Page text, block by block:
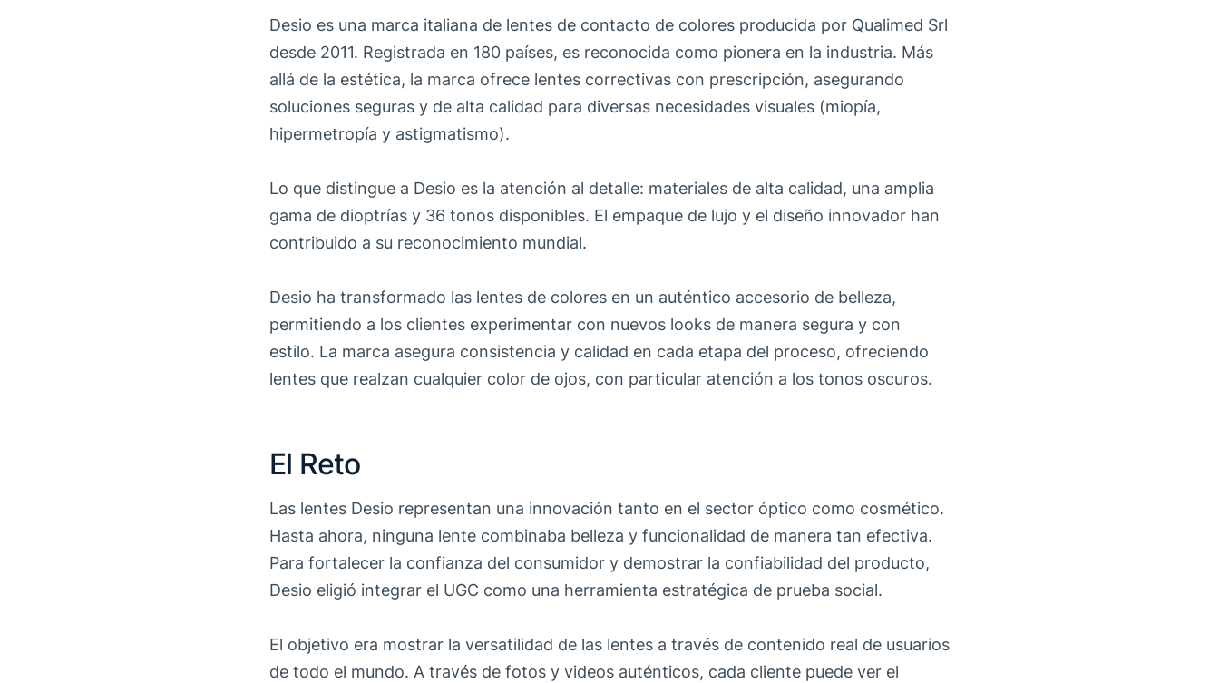
Desio es una marca italiana de lentes de contacto de colores producida por Qualimed Srl
desde 2011. Registrada en 180 países, es reconocida como pionera en la industria. Más
allá de la estética, la marca ofrece lentes correctivas con prescripción, asegurando
soluciones seguras y de alta calidad para diversas necesidades visuales (miopía,
hipermetropía y astigmatismo).
Lo que distingue a Desio es la atención al detalle: materiales de alta calidad, una amplia
gama de dioptrías y 36 tonos disponibles. El empaque de lujo y el diseño innovador han
contribuido a su reconocimiento mundial.
Desio ha transformado las lentes de colores en un auténtico accesorio de belleza,
permitiendo a los clientes experimentar con nuevos looks de manera segura y con
estilo. La marca asegura consistencia y calidad en cada etapa del proceso, ofreciendo
lentes que realzan cualquier color de ojos, con particular atención a los tonos oscuros.
El Reto
Las lentes Desio representan una innovación tanto en el sector óptico como cosmético.
Hasta ahora, ninguna lente combinaba belleza y funcionalidad de manera tan efectiva.
Para fortalecer la confianza del consumidor y demostrar la confiabilidad del producto,
Desio eligió integrar el UGC como una herramienta estratégica de prueba social.
El objetivo era mostrar la versatilidad de las lentes a través de contenido real de usuarios
de todo el mundo. A través de fotos y videos auténticos, cada cliente puede ver el